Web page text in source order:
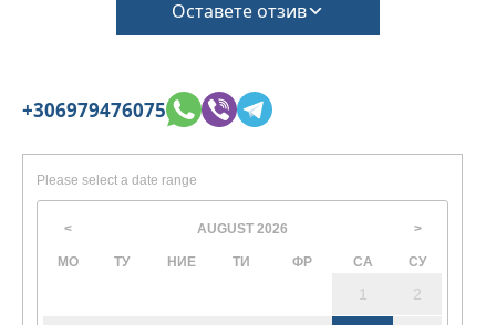
Оставете отзив
+306979476075
Please select a date range
< AUGUST 2026 >
МО ТУ НИЕ ТИ ФР СА СУ
1 2